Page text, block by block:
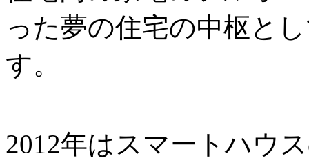
った夢の住宅の中枢と
す。
2012年はスマートハウ